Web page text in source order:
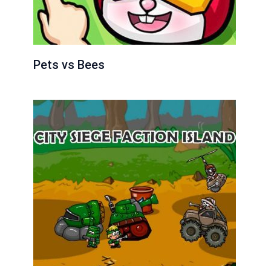
Pets vs Bees